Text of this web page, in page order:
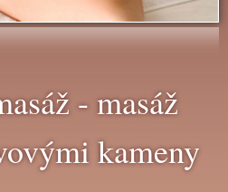
- masáž
kameny